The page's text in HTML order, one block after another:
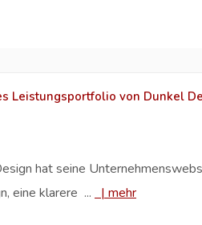
Leistungsportfolio von Dunkel
hat seine
eine klarere ... |mehr